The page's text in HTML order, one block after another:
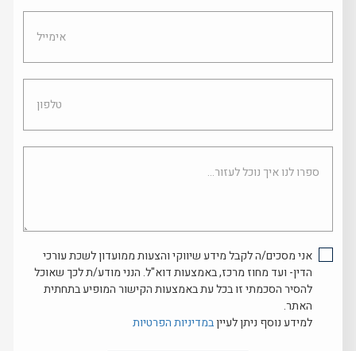
אימייל
טלפון
ספרו
לנו
אני מסכים/ה לקבל מידע שיווקי והצעות ממועדון לשכת עורכי
הדין- ועד מחוז מרכז, באמצעות דוא"ל. הנני מודע/ת לכך שאוכל
להסיר הסכמתי זו בכל עת באמצעות הקישור המופיע בתחתית
האתר.
למידע נוסף ניתן לעייןבמדיניות הפרטיות